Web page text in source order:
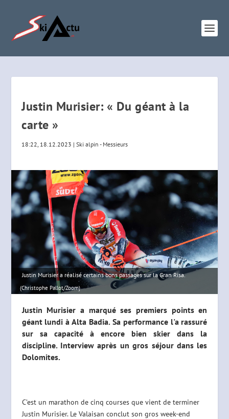
Justin Murisier: « Du géant à la
carte »
18:22, 18.12.2023 |Ski alpin - Messieurs
Justin Murisier a réalisé certains bons passages sur la Gran Risa.
(Christophe Pallot/Zoom)
Justin Murisier a marqué ses premiers points en
géant lundi à Alta Badia. Sa performance l'a rassuré
sur sa capacité à encore bien skier dans la
discipline. Interview après un gros séjour dans les
Dolomites.
C’est un marathon de cinq courses que vient de terminer
Justin Murisier. Le Valaisan conclut son gros week-end